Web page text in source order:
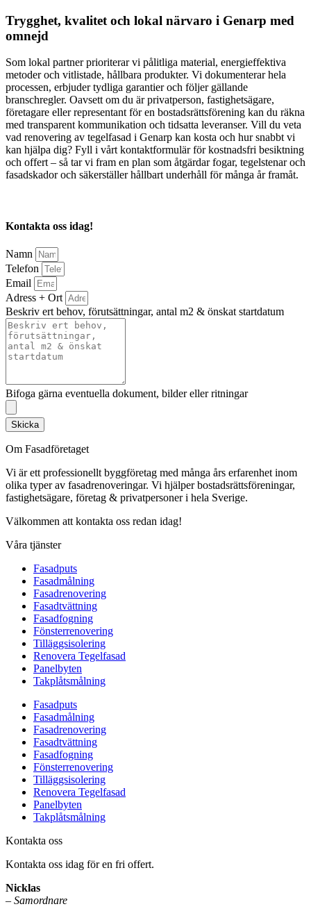
Trygghet, kvalitet och lokal närvaro i Genarp med
omnejd
Som lokal partner prioriterar vi pålitliga material, energieffektiva
metoder och vitlistade, hållbara produkter. Vi dokumenterar hela
processen, erbjuder tydliga garantier och följer gällande
branschregler. Oavsett om du är privatperson, fastighetsägare,
företagare eller representant för en bostadsrättsförening kan du räkna
med transparent kommunikation och tidsatta leveranser. Vill du veta
vad renovering av tegelfasad i Genarp kan kosta och hur snabbt vi
kan hjälpa dig? Fyll i vårt kontaktformulär för kostnadsfri besiktning
och offert – så tar vi fram en plan som åtgärdar fogar, tegelstenar och
fasadskador och säkerställer hållbart underhåll för många år framåt.
Kontakta oss idag!
Namn
Telefon
Email
Adress + Ort
Beskriv ert behov, förutsättningar, antal m2 & önskat startdatum
Bifoga gärna eventuella dokument, bilder eller ritningar
Skicka
Om Fasadföretaget
Vi är ett professionellt byggföretag med många års erfarenhet inom
olika typer av fasadrenoveringar. Vi hjälper bostadsrättsföreningar,
fastighetsägare, företag & privatpersoner i hela Sverige.
Välkommen att kontakta oss redan idag!
Våra tjänster
Fasadputs
Fasadmålning
Fasadrenovering
Fasadtvättning
Fasadfogning
Fönsterrenovering
Tilläggsisolering
Renovera Tegelfasad
Panelbyten
Takplåtsmålning
Fasadputs
Fasadmålning
Fasadrenovering
Fasadtvättning
Fasadfogning
Fönsterrenovering
Tilläggsisolering
Renovera Tegelfasad
Panelbyten
Takplåtsmålning
Kontakta oss
Kontakta oss idag för en fri offert.
Nicklas
– Samordnare